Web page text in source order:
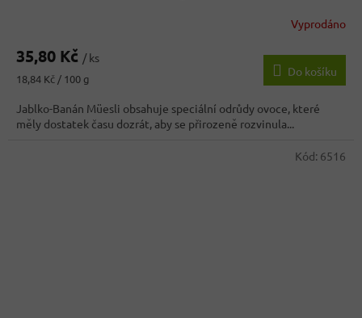
produktu
4,0
z
5
hvězdiček.
Vyprodáno
35,80 Kč / ks
Měrná
18,84 Kč / 100 g
Do košíku
Jablko-Banán Müesli obsahuje speciální odrůdy ovoce, které
měly dostatek času dozrát, aby se přirozeně rozvinula...
Kód: 6516